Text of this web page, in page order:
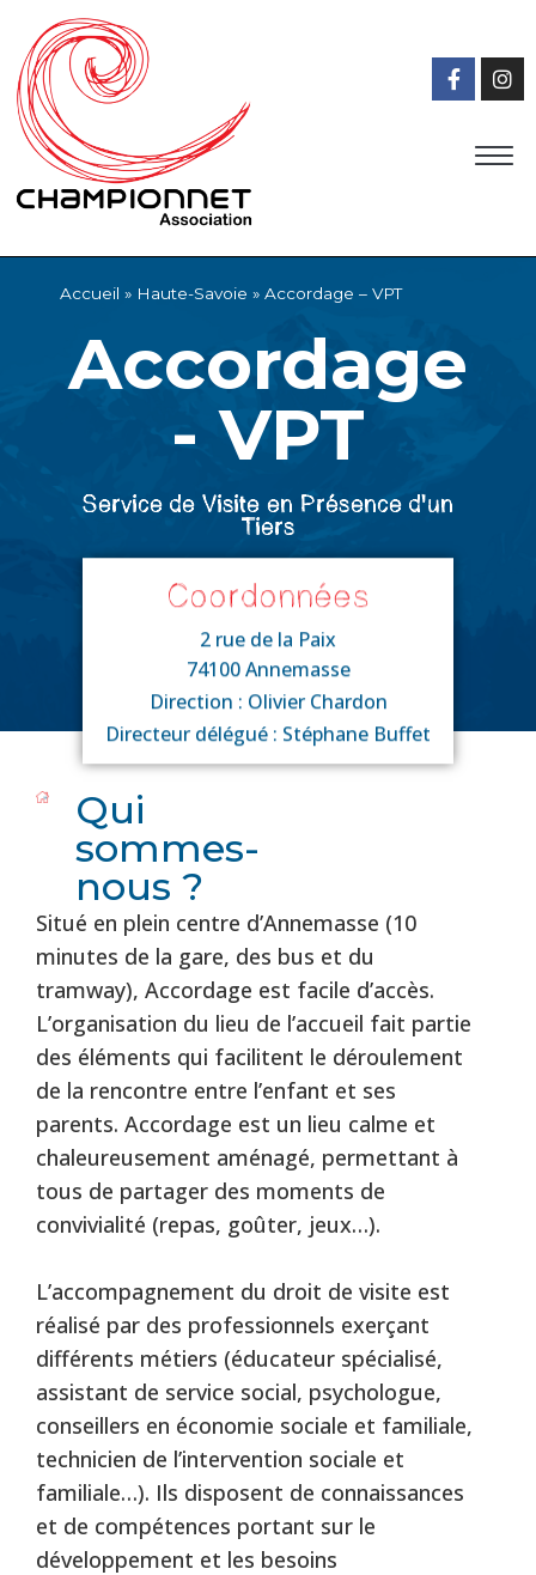
Accueil » Haute-Savoie » Accordage – VPT
Accordage
- VPT
Service de Visite en Présence d'un
Tiers
Coordonnées
2 rue de la Paix
74100 Annemasse
Direction : Olivier Chardon
Directeur délégué : Stéphane Buffet
Qui
sommes-
nous ?
Situé en plein centre d’Annemasse (10
minutes de la gare, des bus et du
tramway), Accordage est facile d’accès.
L’organisation du lieu de l’accueil fait partie
des éléments qui facilitent le déroulement
de la rencontre entre l’enfant et ses
parents. Accordage est un lieu calme et
chaleureusement aménagé, permettant à
tous de partager des moments de
convivialité (repas, goûter, jeux…).
L’accompagnement du droit de visite est
réalisé par des professionnels exerçant
différents métiers (éducateur spécialisé,
assistant de service social, psychologue,
conseillers en économie sociale et familiale,
technicien de l’intervention sociale et
familiale…). Ils disposent de connaissances
et de compétences portant sur le
développement et les besoins